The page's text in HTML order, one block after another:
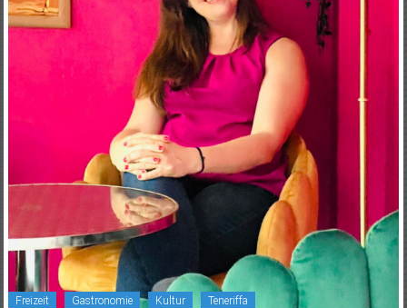
Freizeit Gastronomie Kultur Teneriffa